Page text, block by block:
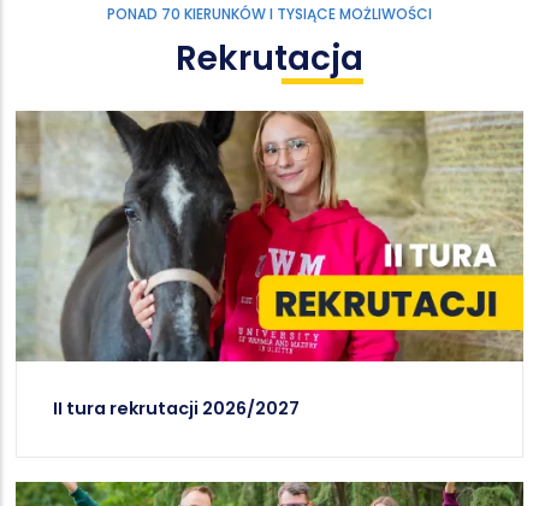
PONAD 70 KIERUNKÓW I TYSIĄCE MOŻLIWOŚCI
Rekrutacja
II tura rekrutacji 2026/2027